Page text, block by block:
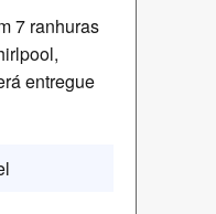
7 ranhuras
entregue